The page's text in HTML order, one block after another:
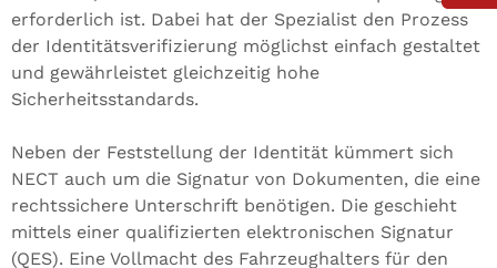
erforderlich ist. Dabei hat der Spezialist den Prozess
der Identitätsverifizierung möglichst einfach gestaltet
und gewährleistet gleichzeitig hohe
Sicherheitsstandards.
Neben der Feststellung der Identität kümmert sich
NECT auch um die Signatur von Dokumenten, die eine
rechtssichere Unterschrift benötigen. Die geschieht
mittels einer qualifizierten elektronischen Signatur
(QES). Eine Vollmacht des Fahrzeughalters für den